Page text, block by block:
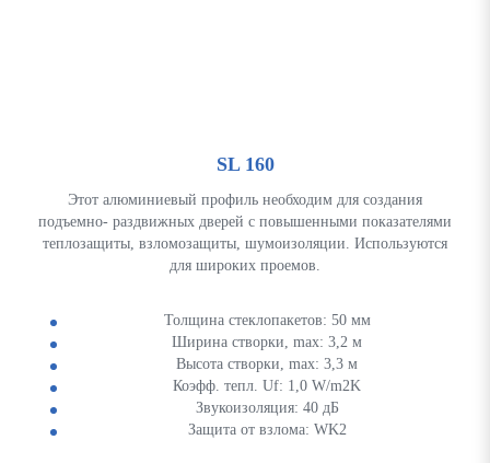
SL 160
Этот алюминиевый профиль необходим для создания
подъемно- раздвижных дверей с повышенными показателями
теплозащиты, взломозащиты, шумоизоляции. Используются
для широких проемов.
Толщина стеклопакетов: 50 мм
Ширина створки, max: 3,2 м
Высота створки, max: 3,3 м
Коэфф. тепл. Uf: 1,0 W/m2K
Звукоизоляция: 40 дБ
Защита от взлома: WK2